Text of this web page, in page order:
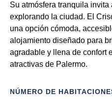
Su atmósfera tranquila
explorando la ciudad. El
una opción cómoda,
alojamiento diseñado para
agradable y llena de confort
atractivas de Palermo.
NÚMERO DE